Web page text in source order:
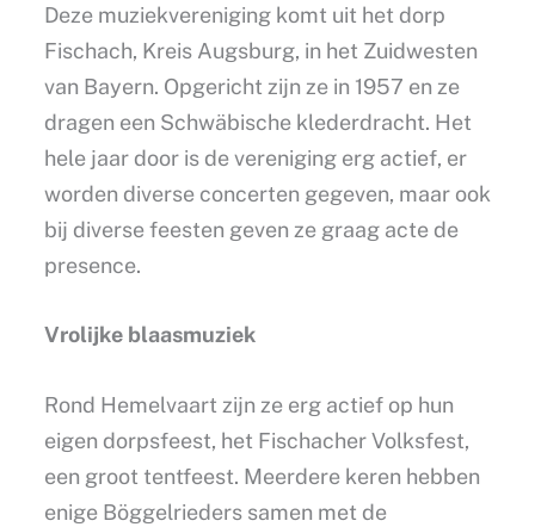
Deze muziekvereniging komt uit het dorp
Fischach, Kreis Augsburg, in het Zuidwesten
van Bayern. Opgericht zijn ze in 1957 en ze
dragen een Schwäbische klederdracht. Het
hele jaar door is de vereniging erg actief, er
worden diverse concerten gegeven, maar ook
bij diverse feesten geven ze graag acte de
presence.
Vrolijke blaasmuziek
Rond Hemelvaart zijn ze erg actief op hun
eigen dorpsfeest, het Fischacher Volksfest,
een groot tentfeest. Meerdere keren hebben
enige Böggelrieders samen met de